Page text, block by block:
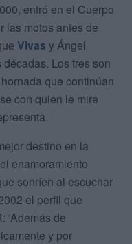
entró en el Cuerpo
las motos antes de
Vivas y Ángel
Los tres son
que continúan
con quien le mire
destino en la
enamoramiento
sonríen al escuchar
el perfil que
‘Además de
y por